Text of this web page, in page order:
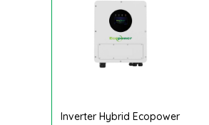
Inverter Hybrid Ecopower